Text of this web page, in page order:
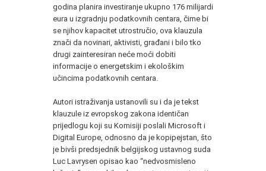
godina planira investiranje ukupno 176 milijardi
eura u izgradnju podatkovnih centara, čime bi
se njihov kapacitet utrostručio, ova klauzula
znači da novinari, aktivisti, građani i bilo tko
drugi zainteresiran neće moći dobiti
informacije o energetskim i ekološkim
učincima podatkovnih centara.
Autori istraživanja ustanovili su i da je tekst
klauzule iz evropskog zakona identičan
prijedlogu koji su Komisiji poslali Microsoft i
Digital Europe, odnosno da je kopipejstan, što
je bivši predsjednik belgijskog ustavnog suda
Luc Lavrysen opisao kao “nedvosmisleno